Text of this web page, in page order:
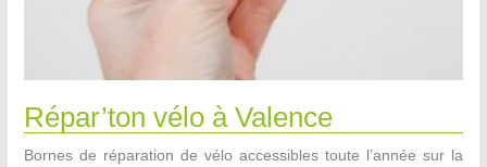
Répar’ton vélo à Valence
Bornes de réparation de vélo accessibles toute l’année sur la